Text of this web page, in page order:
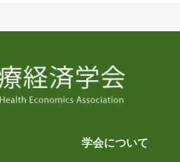
学会について